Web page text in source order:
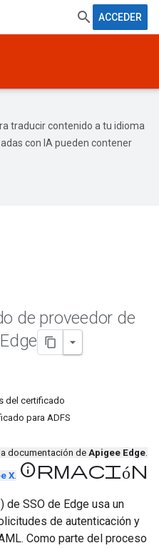
ACCEDER
traducir contenido a tu idioma
con IA pueden contener
de proveedor de
del certificado
para ADFS
documentación deApigee Edge.
X. información
SSO de Edge usa un
de autenticación y
Como parte del proceso